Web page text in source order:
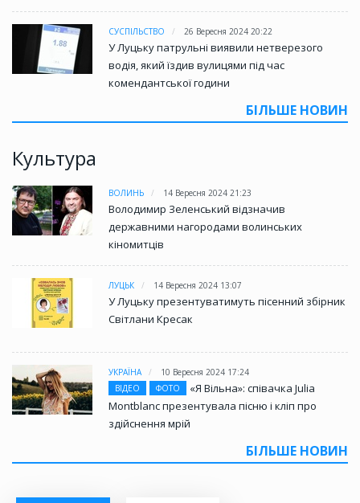
СУСПІЛЬСТВО 26 Вересня 2024 20:22
У Луцьку патрульні виявили нетверезого
водія, який їздив вулицями під час
комендантської години
БІЛЬШЕ НОВИН
Культура
ВОЛИНЬ 14 Вересня 2024 21:23
Володимир Зеленський відзначив
державними нагородами волинських
кіномитців
ЛУЦЬК 14 Вересня 2024 13:07
У Луцьку презентуватимуть пісенний збірник
Світлани Кресак
УКРАЇНА
10 Вересня 2024 17:24
ВІДЕО
ФОТО
«Я Вільна»: співачка Julia
Montblanc презентувала пісню і кліп про
здійснення мрій
БІЛЬШЕ НОВИН